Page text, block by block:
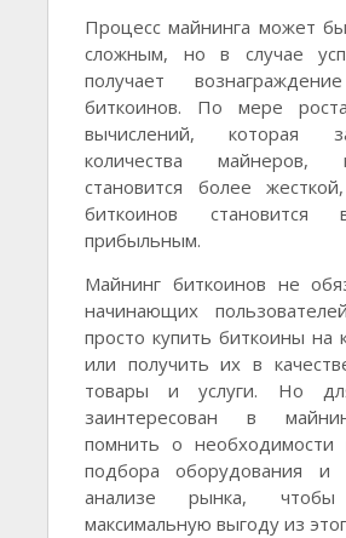
Процесс майнинга может
сложным, но в случае
получает
биткоинов. По мере
вычислений, которая
количества майнеров,
становится более
биткоинов становится
прибыльным.
Майнинг биткоинов не
начинающих
просто купить биткоины на
или получить их в
товары и услуги. Но
заинтересован в
помнить о необходимости
подбора оборудования и
анализе рынка, чтобы
максимальную выгоду из